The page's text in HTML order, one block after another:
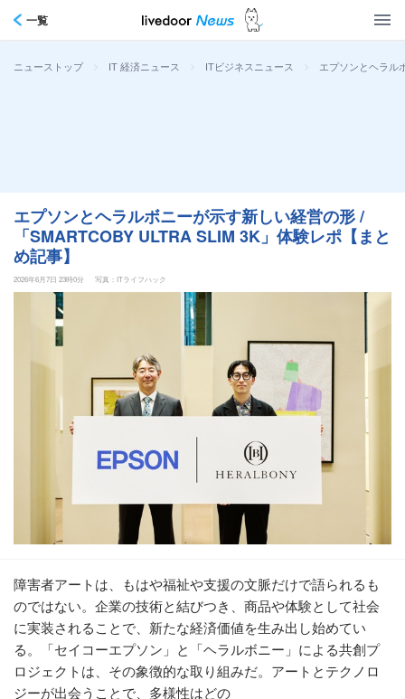
一覧
ニューストップ > IT 経済ニュース > ITビジネスニュース > エプソンとヘラル
エプソンとヘラルボニーが示す新しい経営の形 /
「SMARTCOBY ULTRA SLIM 3K」体験レポ【まと
め記事】
2026年6月7日 23時0分 写真：ITライフハック
障害者アートは、もはや福祉や支援の文脈だけで語られるも
のではない。企業の技術と結びつき、商品や体験として社会
に実装されることで、新たな経済価値を生み出し始めてい
る。「セイコーエプソン」と「ヘラルボニー」による共創プ
ロジェクトは、その象徴的な取り組みだ。アートとテクノロ
ジーが出会うことで、多様性はどの